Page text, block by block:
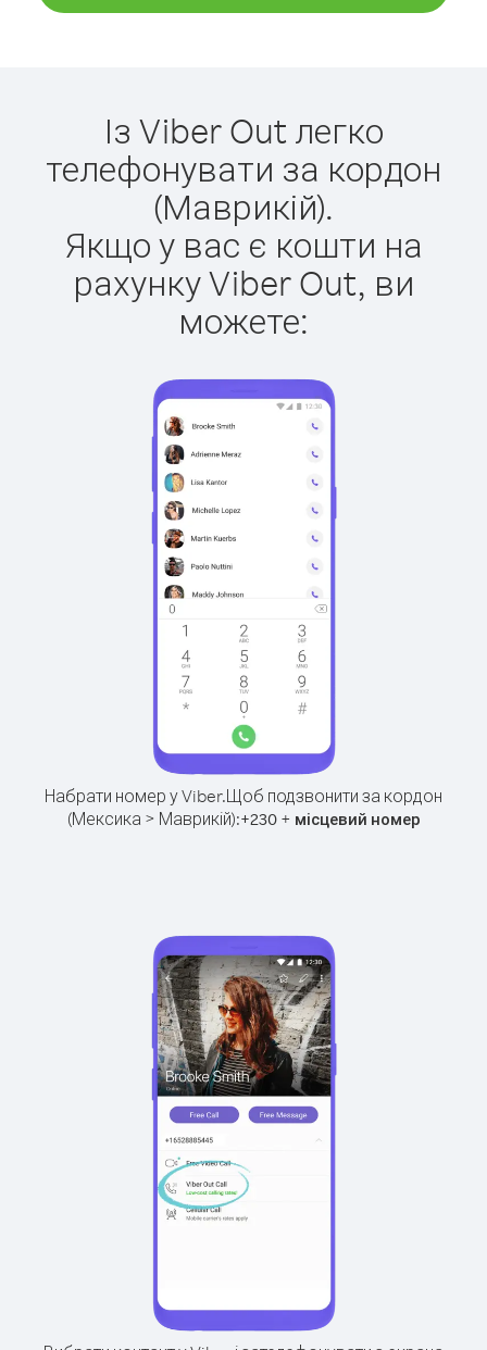
Із Viber Out легко
телефонувати за кордон
(Маврикій).
Якщо у вас є кошти на
рахунку Viber Out, ви
можете:
Набрати номер у Viber.Щоб подзвонити за кордон
(Мексика > Маврикій):+230+ місцевий номер